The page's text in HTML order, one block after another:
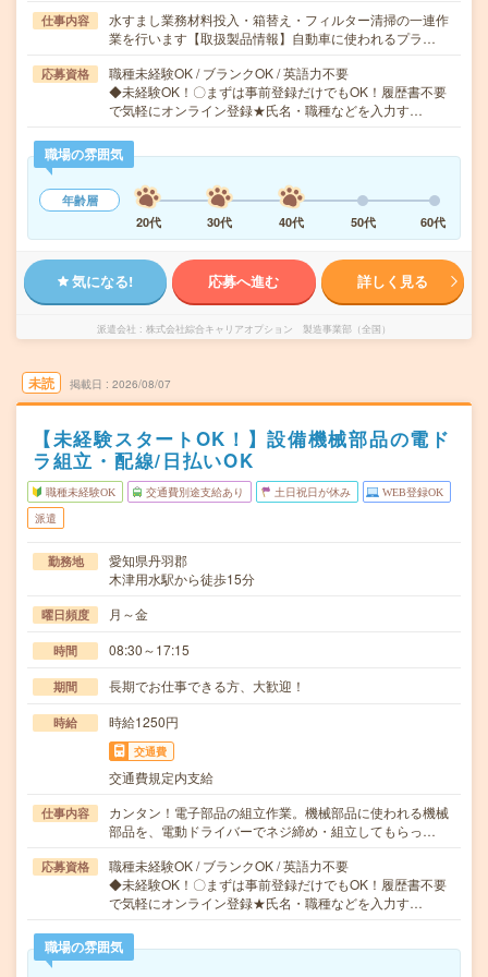
仕事内容
水すまし業務材料投入・箱替え・フィルター清掃の一連作
業を行います【取扱製品情報】自動車に使われるプラ…
応募資格
職種未経験OK / ブランクOK / 英語力不要
◆未経験OK！〇まずは事前登録だけでもOK！履歴書不要
で気軽にオンライン登録★氏名・職種などを入力す…
職場の雰囲気
年齢層
20代
30代 40代 50代 60代
気になる! 応募へ進む 詳しく見る
派遣会社 株式会社綜合キャリアオプション 製造事業部（全国）
未読 掲載日 2026/08/07
【未経験スタートOK！】設備機械部品の電ド
ラ組立・配線/日払いOK
職種未経験OK 交通費別途支給あり 土日祝日が休み WEB登録OK
派遣
勤務地
愛知県丹羽郡
木津用水駅から徒歩15分
曜日頻度 月～金
時間 08:30～17:15
期間 長期でお仕事できる方、大歓迎！
時給 時給1250円
交通費
交通費規定内支給
仕事内容
カンタン！電子部品の組立作業。機械部品に使われる機械
部品を、電動ドライバーでネジ締め・組立してもらっ…
応募資格
職種未経験OK / ブランクOK / 英語力不要
◆未経験OK！〇まずは事前登録だけでもOK！履歴書不要
で気軽にオンライン登録★氏名・職種などを入力す…
職場の雰囲気